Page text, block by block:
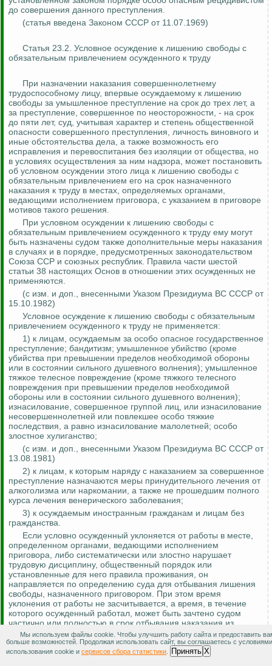
до совершения данного преступления.
(статья введена Законом СССР от 11.07.1969)
Статья 23.2. Условное осуждение к лишению свободы с
обязательным привлечением осужденного к труду
При назначении наказания совершеннолетнему
трудоспособному лицу, впервые осуждаемому к лишению
свободы за умышленное преступление на срок до трех лет, а
за преступление, совершенное по неосторожности, - на срок
до пяти лет, суд, учитывая характер и степень общественной
опасности совершенного преступления, личность виновного и
иные обстоятельства дела, а также возможность его
исправления и перевоспитания без изоляции от общества, но
в условиях осуществления за ним надзора, может постановить
об условном осуждении этого лица к лишению свободы с
обязательным привлечением его на срок назначенного
наказания к труду в местах, определяемых органами,
ведающими исполнением приговора, с указанием в приговоре
мотивов такого решения.
При условном осуждении к лишению свободы с
обязательным привлечением осужденного к труду ему могут
быть назначены судом также дополнительные меры наказания
в случаях и в порядке, предусмотренных законодательством
Союза ССР и союзных республик. Правила части шестой
статьи 38 настоящих Основ в отношении этих осужденных не
применяются.
(с изм. и доп., внесенными Указом Президиума ВС СССР от
15.10.1982)
Условное осуждение к лишению свободы с обязательным
привлечением осужденного к труду не применяется:
1) к лицам, осуждаемым за особо опасное государственное
преступление; бандитизм; умышленное убийство (кроме
убийства при превышении пределов необходимой обороны
или в состоянии сильного душевного волнения); умышленное
тяжкое телесное повреждение (кроме тяжкого телесного
повреждения при превышении пределов необходимой
обороны или в состоянии сильного душевного волнения);
изнасилование, совершенное группой лиц, или изнасилование
несовершеннолетней или повлекшее особо тяжкие
последствия, а равно изнасилование малолетней; особо
злостное хулиганство;
(с изм. и доп., внесенными Указом Президиума ВС СССР от
13.08.1981)
2) к лицам, к которым наряду с наказанием за совершенное
преступление назначаются меры принудительного лечения от
алкоголизма или наркомании, а также не прошедшим полного
курса лечения венерического заболевания;
3) к осуждаемым иностранным гражданам и лицам без
гражданства.
Если условно осужденный уклоняется от работы в месте,
определенном органами, ведающими исполнением
приговора, либо систематически или злостно нарушает
трудовую дисциплину, общественный порядок или
установленные для него правила проживания, он
направляется по определению суда для отбывания лишения
свободы, назначенного приговором. При этом время
уклонения от работы не засчитывается, а время, в течение
которого осужденный работал, может быть зачтено судом
частично или полностью в срок отбывания наказания из
расчета день за день.
Если условно осужденный в течение определенного судом
срока лишения свободы совершил новое преступление, суд
Мы используем файлы cookie. Чтобы улучшить работу сайта и предоставить
больше возможностей. Продолжая использовать сайт, вы соглашаетесь с условиями
использования cookie и сервисов сбора статистики Принять X